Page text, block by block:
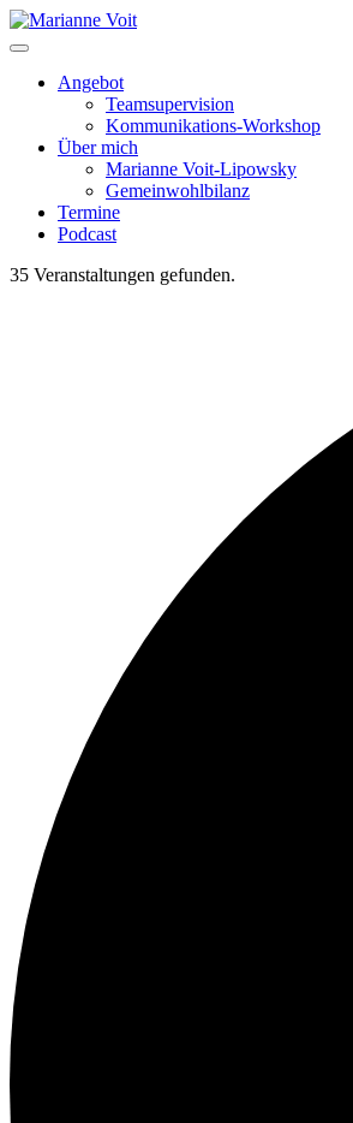
Skip
to
Angebot
Teamsupervision
Kommunikations-Workshop
Über mich
Marianne Voit-Lipowsky
Gemeinwohlbilanz
Termine
Podcast
35 Veranstaltungen gefunden.